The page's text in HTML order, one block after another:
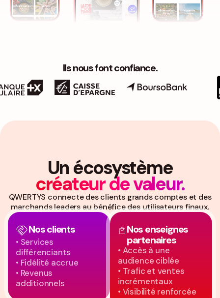
Ils nous font confiance.
Un écosystème
créateur de valeur.
QWERTYS connecte des clients grands comptes et des
marchands leaders au bénéfice des utilisateurs finaux.
Nos clients
• Services
différenciants
• Fidélité accrue
• Revenus
additionnels
Nos enseignes
partenaires
• Accès à une
audience ciblée
• Trafic et ventes
incrémentaux
• Visibilité renforcée